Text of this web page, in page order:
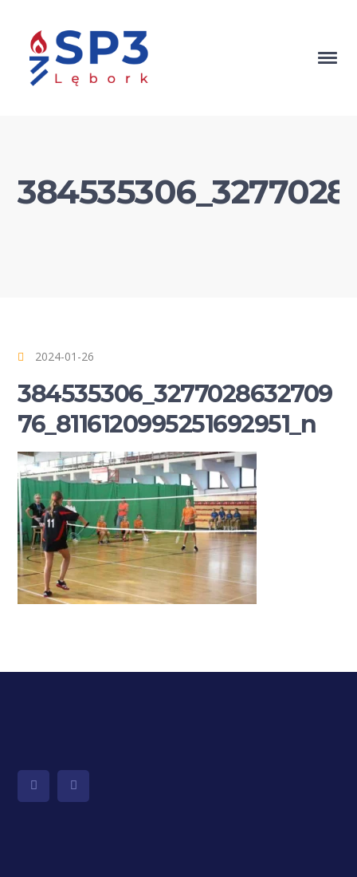
2024-01-26
384535306_3277028632709
76_8116120995251692951_n